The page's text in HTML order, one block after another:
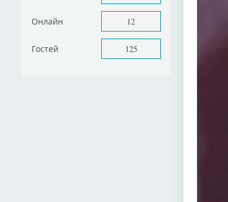
Онлайн 12
Гостей 125